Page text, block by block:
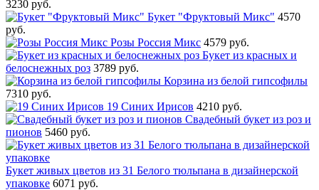
3230 руб.
Букет "Фруктовый Микс" 4570
руб.
Розы Россия Микс 4579 руб.
Букет из красных и
белоснежных роз 3789 руб.
Корзина из белой гипсофилы
7310 руб.
19 Синих Ирисов 4210 руб.
Свадебный букет из роз и
пионов 5460 руб.
Букет живых цветов из 31 Белого тюльпана в дизайнерской
упаковке 6071 руб.